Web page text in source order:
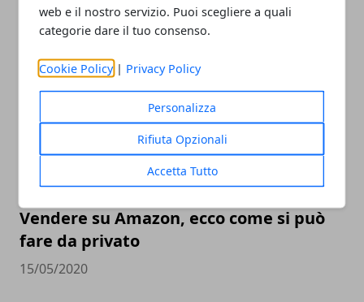
web e il nostro servizio. Puoi scegliere a quali
categorie dare il tuo consenso.
Cookie Policy | Privacy Policy
Personalizza
Rifiuta Opzionali
Accetta Tutto
tornare così utile
20/06/2020
Vendere su Amazon, ecco come si può
fare da privato
15/05/2020